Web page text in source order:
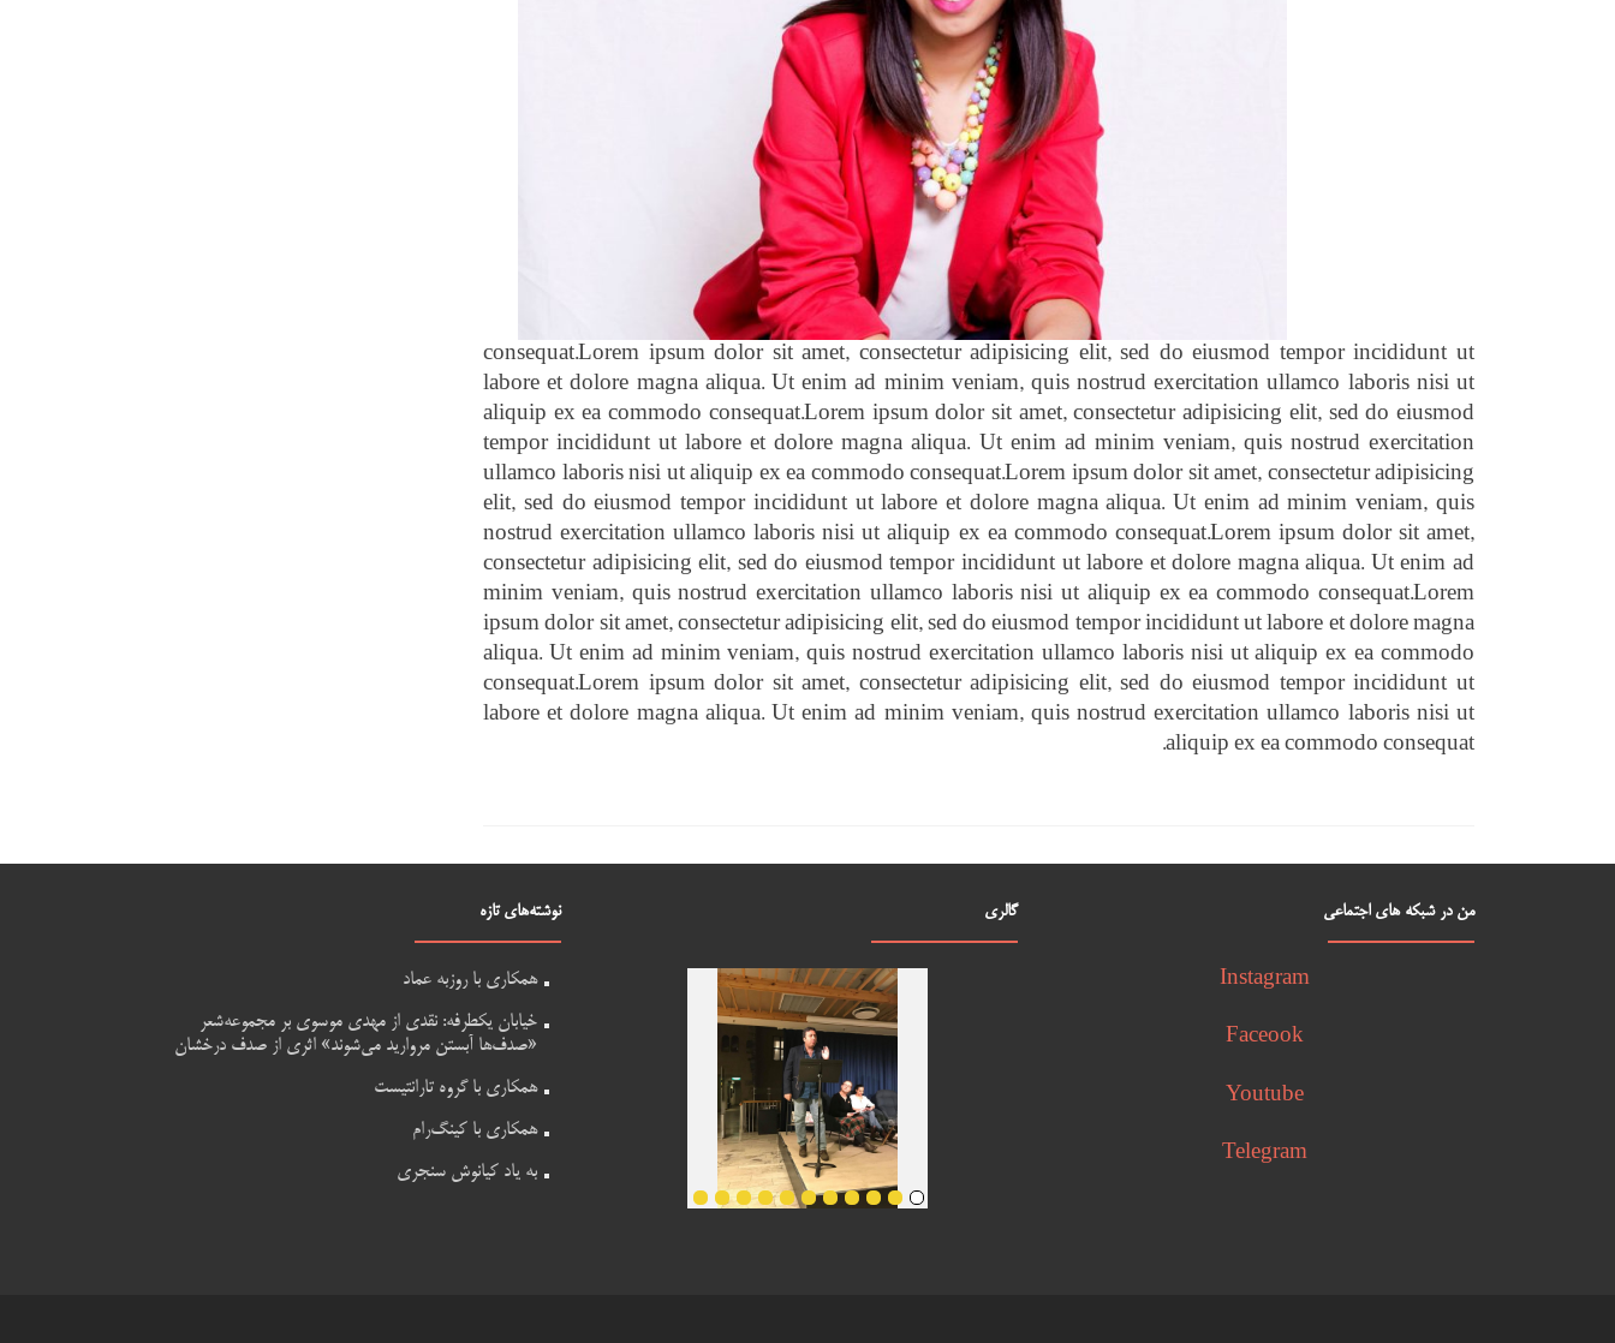
consequat.Lorem ipsum dolor sit amet, consectetur adipisicing elit, sed do eiusmod tempor incididunt ut
labore et dolore magna aliqua. Ut enim ad minim veniam, quis nostrud exercitation ullamco laboris nisi ut
aliquip ex ea commodo consequat.Lorem ipsum dolor sit amet, consectetur adipisicing elit, sed do eiusmod
tempor incididunt ut labore et dolore magna aliqua. Ut enim ad minim veniam, quis nostrud exercitation
ullamco laboris nisi ut aliquip ex ea commodo consequat.Lorem ipsum dolor sit amet, consectetur adipisicing
elit, sed do eiusmod tempor incididunt ut labore et dolore magna aliqua. Ut enim ad minim veniam, quis
nostrud exercitation ullamco laboris nisi ut aliquip ex ea commodo consequat.Lorem ipsum dolor sit amet,
consectetur adipisicing elit, sed do eiusmod tempor incididunt ut labore et dolore magna aliqua. Ut enim ad
minim veniam, quis nostrud exercitation ullamco laboris nisi ut aliquip ex ea commodo consequat.Lorem
ipsum dolor sit amet, consectetur adipisicing elit, sed do eiusmod tempor incididunt ut labore et dolore magna
aliqua. Ut enim ad minim veniam, quis nostrud exercitation ullamco laboris nisi ut aliquip ex ea commodo
consequat.Lorem ipsum dolor sit amet, consectetur adipisicing elit, sed do eiusmod tempor incididunt ut
labore et dolore magna aliqua. Ut enim ad minim veniam, quis nostrud exercitation ullamco laboris nisi ut
aliquip ex ea commodo consequat.
من در شبکه های اجتماعی
Instagram
Faceook
Youtube
Telegram
گالری نوشته‌های تازه
همکاری با روزبه عماد
خیابان یکطرفه: نقدی از مهدی موسوی بر مجموعه‌شعر
«صدف‌ها آبستن مروارید می‌شوند» اثری از صدف درخشان
همکاری با گروه تارانتیست
همکاری با کینگ‌رام
به یاد کیانوش سنجری